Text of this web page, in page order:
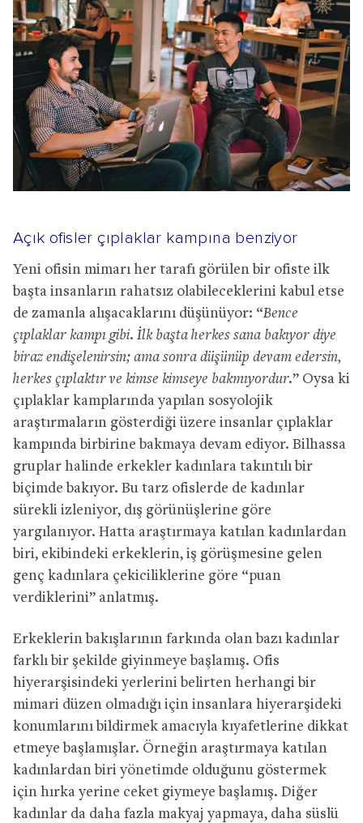
Açık ofisler çıplaklar kampına benziyor
Yeni ofisin mimarı her tarafı görülen bir ofiste ilk
başta insanların rahatsız olabileceklerini kabul etse
de zamanla alışacaklarını düşünüyor: “Bence
çıplaklar kampı gibi. İlk başta herkes sana bakıyor diye
biraz endişelenirsin; ama sonra düşünüp devam edersin,
herkes çıplaktır ve kimse kimseye bakmıyordur.” Oysa ki
çıplaklar kamplarında yapılan sosyolojik
araştırmaların gösterdiği üzere insanlar çıplaklar
kampında birbirine bakmaya devam ediyor. Bilhassa
gruplar halinde erkekler kadınlara takıntılı bir
biçimde bakıyor. Bu tarz ofislerde de kadınlar
sürekli izleniyor, dış görünüşlerine göre
yargılanıyor. Hatta araştırmaya katılan kadınlardan
biri, ekibindeki erkeklerin, iş görüşmesine gelen
genç kadınlara çekiciliklerine göre “puan
verdiklerini” anlatmış.
Erkeklerin bakışlarının farkında olan bazı kadınlar
farklı bir şekilde giyinmeye başlamış. Ofis
hiyerarşisindeki yerlerini belirten herhangi bir
mimari düzen olmadığı için insanlara hiyerarşideki
konumlarını bildirmek amacıyla kıyafetlerine dikkat
etmeye başlamışlar. Örneğin araştırmaya katılan
kadınlardan biri yönetimde olduğunu göstermek
için hırka yerine ceket giymeye başlamış. Diğer
kadınlar da daha fazla makyaj yapmaya, daha süslü